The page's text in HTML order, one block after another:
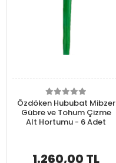
Özdöken Hububat Mibzer
Gübre ve Tohum Çizme
Alt Hortumu - 6 Adet
1.260,00 TL